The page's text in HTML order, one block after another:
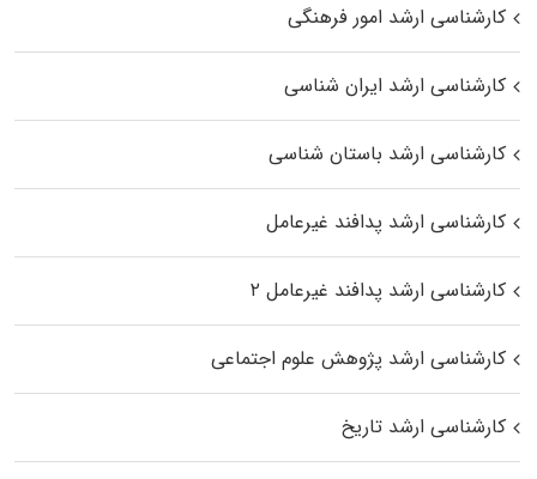
کارشناسی ارشد امور فرهنگی
کارشناسی ارشد ایران شناسی
کارشناسی ارشد باستان شناسی
کارشناسی ارشد پدافند غیرعامل
کارشناسی ارشد پدافند غیرعامل ۲
کارشناسی ارشد پژوهش علوم اجتماعی
کارشناسی ارشد تاریخ